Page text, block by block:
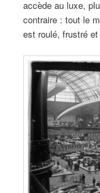
accède au luxe,
contraire : tout le
est roulé, frustré